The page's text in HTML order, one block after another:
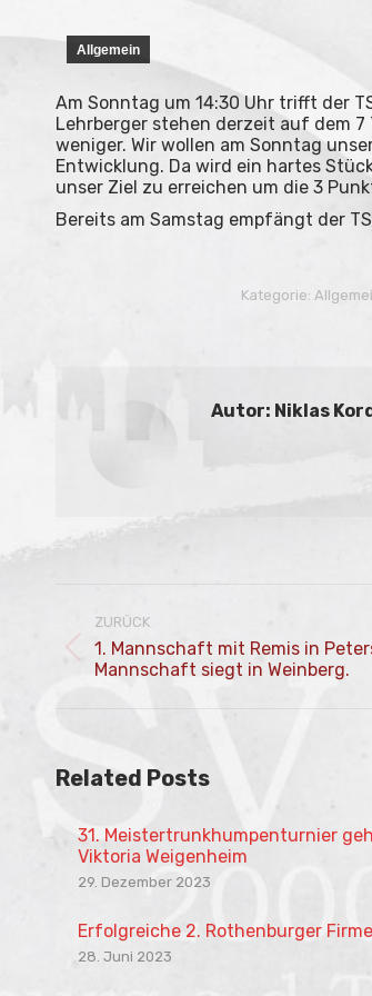
Allgemein
Am Sonntag um 14:30 Uhr trifft der
Lehrberger stehen derzeit auf dem 7
weniger. Wir wollen am Sonntag
Entwicklung. Da wird ein hartes
unser Ziel zu erreichen um die 3
Bereits am Samstag empfängt der
Kategorie:
Autor: Niklas
ZURÜCK
Vorheriger
Beitrag:
1. Mannschaft mit Remis in
Mannschaft siegt in Weinberg.
Related Posts
31. Meistertrunkhumpenturnier
Viktoria Weigenheim
29. Dezember 2023
Erfolgreiche 2. Rothenburger
28. Juni 2023